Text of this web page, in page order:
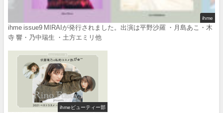
ihme
ihme issue9 MIRAIが発行されました。出演は平野沙羅 ・月島あこ・木
寺 響・乃中瑞生 ・土方エミリ他
ihmeビューティー部